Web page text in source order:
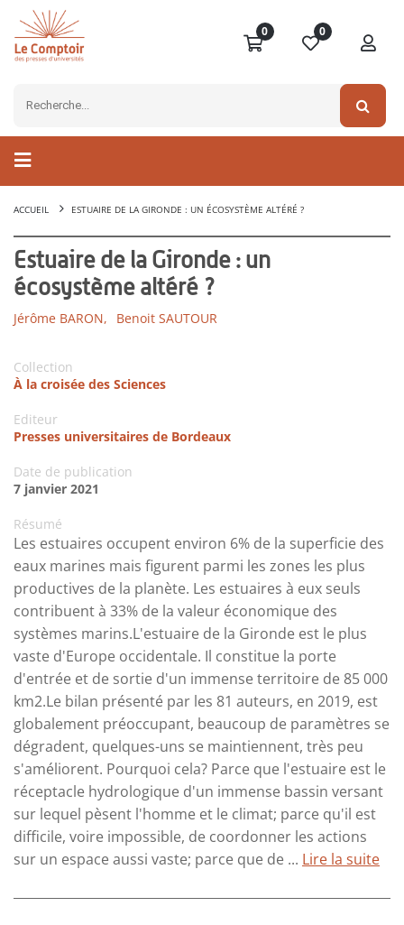
0 0
ACCUEIL ESTUAIRE DE LA GIRONDE : UN ÉCOSYSTÈME ALTÉRÉ ?
Estuaire de la Gironde : un
écosystème altéré ?
Jérôme BARON, Benoit SAUTOUR
Collection
À la croisée des Sciences
Editeur
Presses universitaires de Bordeaux
Date de publication
7 janvier 2021
Résumé
Les estuaires occupent environ 6% de la superficie des
eaux marines mais figurent parmi les zones les plus
productives de la planète. Les estuaires à eux seuls
contribuent à 33% de la valeur économique des
systèmes marins.L'estuaire de la Gironde est le plus
vaste d'Europe occidentale. Il constitue la porte
d'entrée et de sortie d'un immense territoire de 85 000
km2.Le bilan présenté par les 81 auteurs, en 2019, est
globalement préoccupant, beaucoup de paramètres se
dégradent, quelques-uns se maintiennent, très peu
s'améliorent. Pourquoi cela? Parce que l'estuaire est le
réceptacle hydrologique d'un immense bassin versant
sur lequel pèsent l'homme et le climat; parce qu'il est
difficile, voire impossible, de coordonner les actions
sur un espace aussi vaste; parce que de ... Lire la suite